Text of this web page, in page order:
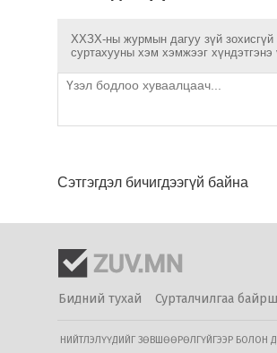
ХХЗХ-ны журмын дагуу зүй зохисгүй
суртахууны хэм хэмжээг
Сэтгэгдэл бичигдээгүй байна
Бидний тухай Сурталчилгаа
НИЙТЛЭЛҮҮДИЙГ ЗӨВШӨӨРӨЛГҮЙГЭЭР БОЛОН